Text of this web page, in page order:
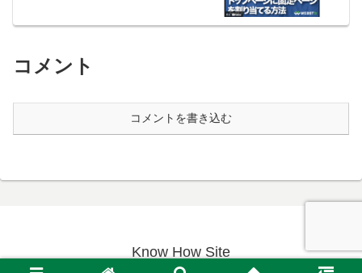
コメント
コメントを書き込む
Know How Site